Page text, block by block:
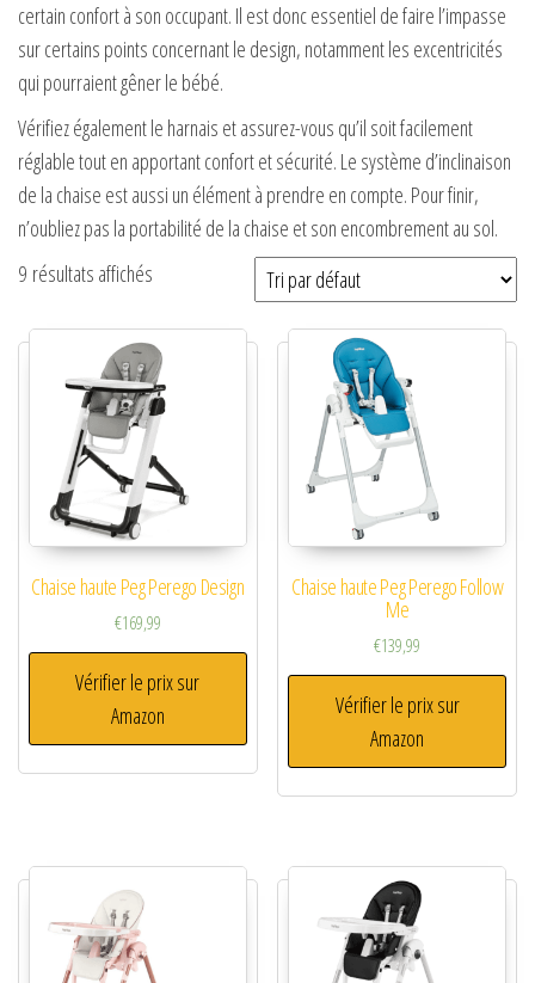
certain confort à son occupant. Il est donc essentiel de faire l’impasse
sur certains points concernant le design, notamment les excentricités
qui pourraient gêner le bébé.
Vérifiez également le harnais et assurez-vous qu’il soit facilement
réglable tout en apportant confort et sécurité. Le système d’inclinaison
de la chaise est aussi un élément à prendre en compte. Pour finir,
n’oubliez pas la portabilité de la chaise et son encombrement au sol.
9 résultats affichés
Chaise haute Peg Perego Design
€169,99
Vérifier le prix sur
Amazon
Chaise haute Peg Perego Follow
Me
€139,99
Vérifier le prix sur
Amazon